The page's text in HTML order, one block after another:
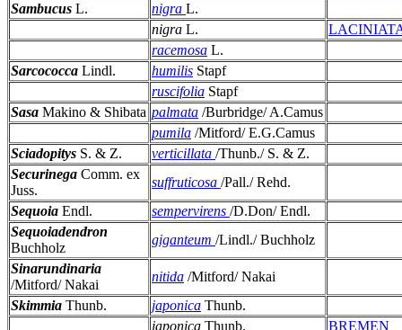
Sambucus L. nigra L.
nigra L.
racemosa L.
Sarcococca Lindl. humilis Stapf
ruscifolia Stapf
Sasa Makino & Shibata palmata /Burbridge/ A.Camus
pumila /Mitford/ E.G.Camus
Sciadopitys S. & Z. verticillata /Thunb./ S. & Z.
Securinega Comm. ex
Juss.
suffruticosa /Pall./ Rehd.
Sequoia Endl. sempervirens /D.Don/ Endl.
Sequoiadendron
Buchholz
giganteum /Lindl./ Buchholz
Sinarundinaria
/Mitford/ Nakai
nitida /Mitford/ Nakai
Skimmia Thunb. japonica Thunb.
japonica Thunb. BREMEN